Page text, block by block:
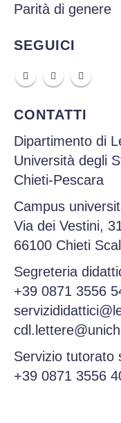
Parità di genere
SEGUICI
CONTATTI
Dipartimento di
Università degli
Chieti-Pescara
Campus
Via dei Vestini,
66100 Chieti
Segreteria
+39 0871 3556
Servizio tutorato
+39 0871 3556